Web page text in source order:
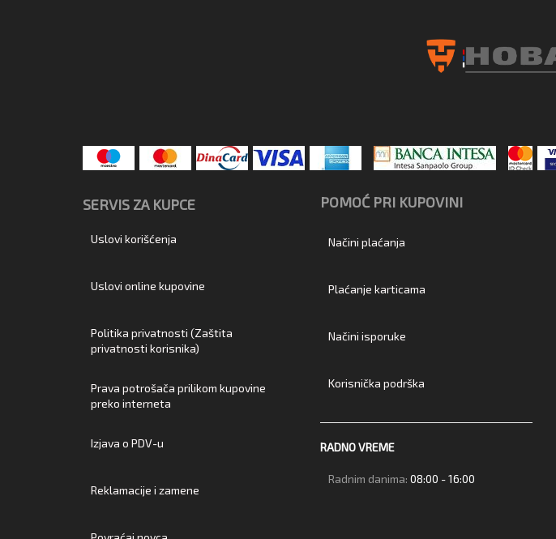
SERVIS ZA KUPCE
Uslovi korišćenja
Uslovi online kupovine
Politika privatnosti (Zaštita
privatnosti korisnika)
Prava potrošača prilikom kupovine
preko interneta
Izjava o PDV-u
Reklamacije i zamene
POMOĆ PRI KUPOVINI
Načini plaćanja
Plaćanje karticama
Načini isporuke
Korisnička podrška
RADNO VREME
Radnim danima: 08:00 - 16:00